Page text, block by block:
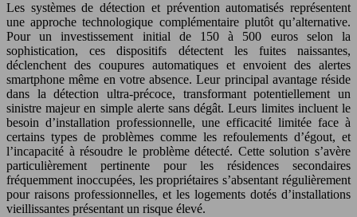
Les systèmes de détection et prévention automatisés représentent
une approche technologique complémentaire plutôt qu’alternative.
Pour un investissement initial de 150 à 500 euros selon la
sophistication, ces dispositifs détectent les fuites naissantes,
déclenchent des coupures automatiques et envoient des alertes
smartphone même en votre absence. Leur principal avantage réside
dans la détection ultra-précoce, transformant potentiellement un
sinistre majeur en simple alerte sans dégât. Leurs limites incluent le
besoin d’installation professionnelle, une efficacité limitée face à
certains types de problèmes comme les refoulements d’égout, et
l’incapacité à résoudre le problème détecté. Cette solution s’avère
particulièrement pertinente pour les résidences secondaires
fréquemment inoccupées, les propriétaires s’absentant régulièrement
pour raisons professionnelles, et les logements dotés d’installations
vieillissantes présentant un risque élevé.